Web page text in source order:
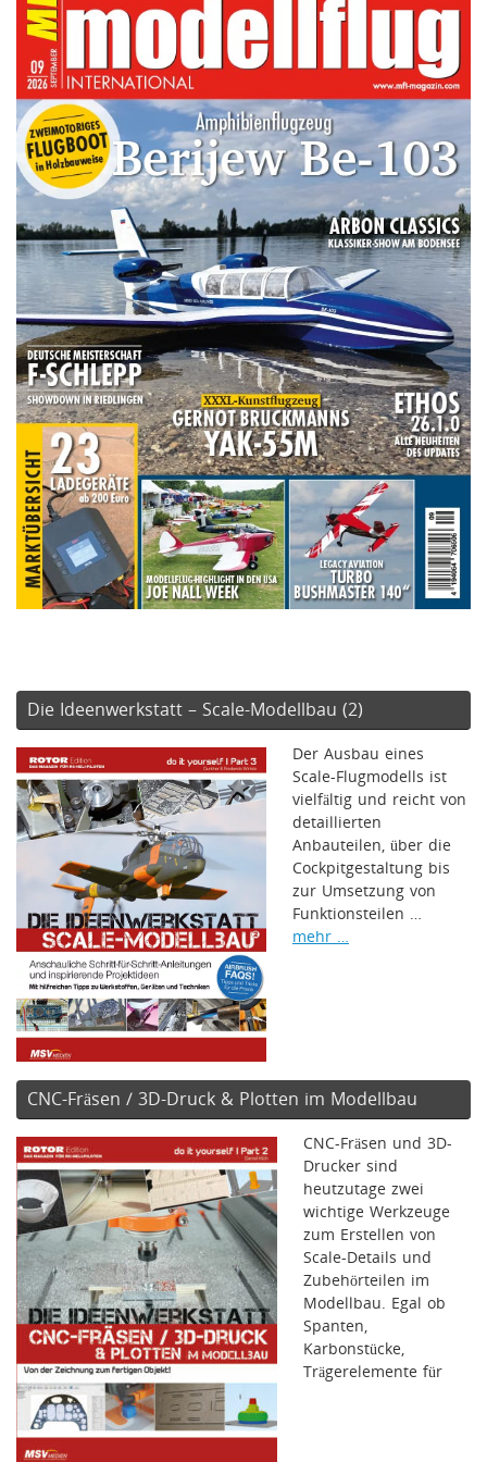
Die Ideenwerkstatt – Scale-Modellbau (2)
Der Ausbau eines
Scale-Flugmodells ist
vielfältig und reicht von
detaillierten
Anbauteilen, über die
Cockpitgestaltung bis
zur Umsetzung von
Funktionsteilen …
mehr …
CNC-Fräsen / 3D-Druck & Plotten im Modellbau
CNC-Fräsen und 3D-
Drucker sind
heutzutage zwei
wichtige Werkzeuge
zum Erstellen von
Scale-Details und
Zubehörteilen im
Modellbau. Egal ob
Spanten,
Karbonstücke,
Trägerelemente für